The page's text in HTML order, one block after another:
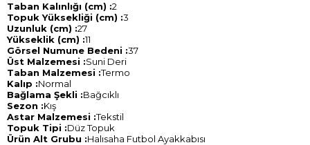
Taban Kalınlığı (cm) :2
Topuk Yüksekliği (cm) :3
Uzunluk (cm) :27
Yükseklik (cm) :11
Görsel Numune Bedeni :37
Üst Malzemesi :Suni Deri
Taban Malzemesi :Termo
Kalıp :Normal
Bağlama Şekli :Bağcıklı
Sezon :Kış
Astar Malzemesi :Tekstil
Topuk Tipi :Düz Topuk
Ürün Alt Grubu :Halısaha Futbol Ayakkabısı